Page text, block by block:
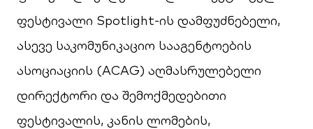
ფესტივალი Spotlight-ის დამფუძნებელი,
ასევე საკომუნიკაციო სააგენტოების
ასოციაციის (ACAG) აღმასრულებელი
დირექტორი და შემოქმედებითი
ფესტივალის, კანის ლომების,